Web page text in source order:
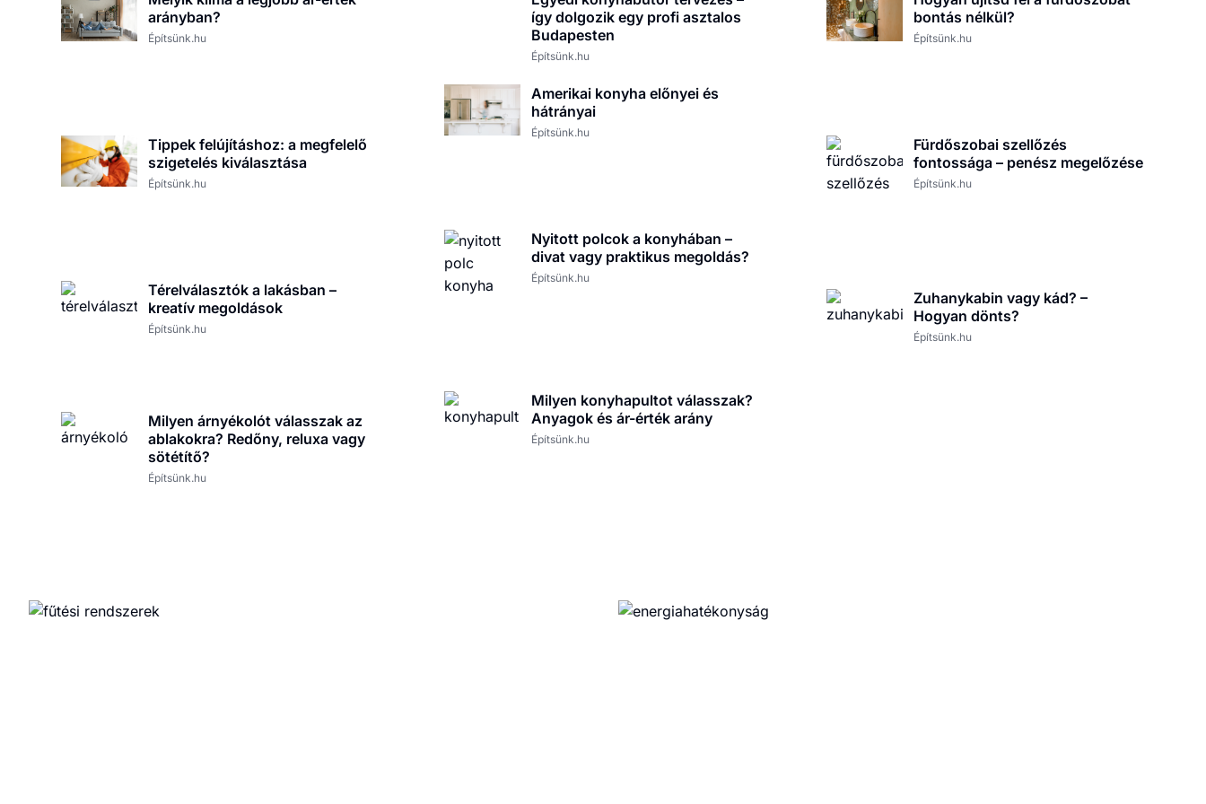
arányban?
Építsünk.hu
Tippek felújításhoz: a megfelelő
szigetelés kiválasztása
Építsünk.hu
Térelválasztók a lakásban –
kreatív megoldások
Építsünk.hu
Milyen árnyékolót válasszak az
ablakokra? Redőny, reluxa vagy
sötétítő?
Építsünk.hu
így dolgozik egy profi asztalos
Budapesten
Építsünk.hu
Amerikai konyha előnyei és
hátrányai
Építsünk.hu
Nyitott polcok a konyhában –
divat vagy praktikus megoldás?
Építsünk.hu
Milyen konyhapultot válasszak?
Anyagok és ár-érték arány
Építsünk.hu
bontás nélkül?
Építsünk.hu
Fürdőszobai szellőzés
fontossága – penész megelőzése
Építsünk.hu
Zuhanykabin vagy kád? –
Hogyan dönts?
Építsünk.hu